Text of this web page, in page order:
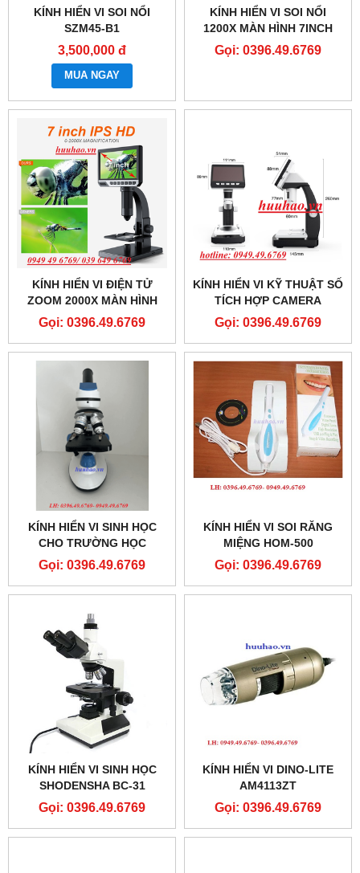
KÍNH HIỂN VI SOI NỔI
SZM45-B1
3,500,000 đ
MUA NGAY
KÍNH HIỂN VI SOI NỔI
1200X MÀN HÌNH 7INCH
Gọi: 0396.49.6769
KÍNH HIỂN VI ĐIỆN TỬ
ZOOM 2000X MÀN HÌNH
7INCH
Gọi: 0396.49.6769
KÍNH HIỂN VI KỸ THUẬT SỐ
TÍCH HỢP CAMERA
TERINO HDMI-HD1000X
(PHÓNG ĐẠI 1000X)
Gọi: 0396.49.6769
KÍNH HIỂN VI SINH HỌC
CHO TRƯỜNG HỌC
Gọi: 0396.49.6769
KÍNH HIỂN VI SOI RĂNG
MIỆNG HOM-500
Gọi: 0396.49.6769
KÍNH HIỂN VI SINH HỌC
SHODENSHA BC-31
Gọi: 0396.49.6769
KÍNH HIỂN VI DINO-LITE
AM4113ZT
Gọi: 0396.49.6769